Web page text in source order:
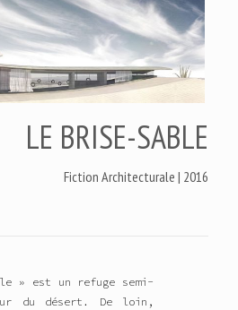
LE BRISE-SABLE
Fiction Architecturale | 2016
» est un refuge semi-
du désert. De loin,